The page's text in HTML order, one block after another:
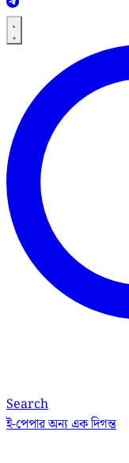
Search
ই-পেপারঅন্য এক দিগন্ত